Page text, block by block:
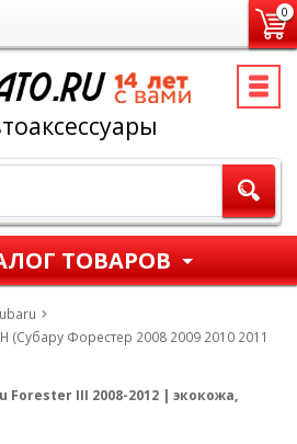
0
ТОВАРОВ
(Субару Форестер 2008 2009 2010 2011
Forester III 2008-2012 | экокожа,